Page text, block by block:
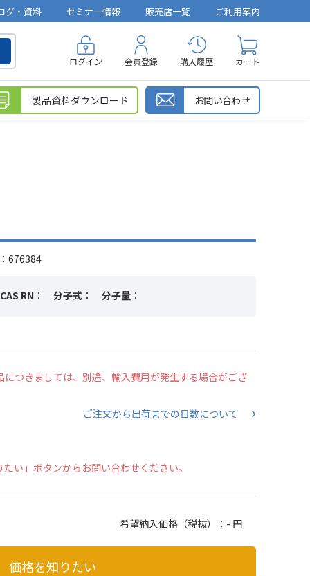
グ・資料 セミナー情報 販売店一覧 ご利用案内
ログイン 会員登録 購入履歴 カート
製品資料ダウンロード お問い合わせ
676384
CAS RN ： 分子式 ： 分子量 ：
つきましては、別途、輸入費用が発生する場合がござ
ご注文から出荷までの日数について
い」ボタンからお問い合わせください。
希望納入価格（税抜）： - 円
価格を知りたい